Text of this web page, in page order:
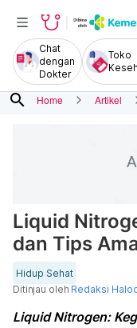
Chat
dengan
Dokter
Toko
search Home Artikel
Liquid
dan Tips
Hidup Sehat
Ditinjau oleh Redaksi
Liquid Nitrogen: